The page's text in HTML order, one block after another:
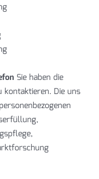
Sie haben die
kontaktieren. Die uns